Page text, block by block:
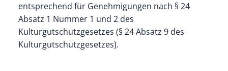
entsprechend für Genehmigungen nach § 24
Absatz 1 Nummer 1 und 2 des
Kulturgutschutzgesetzes (§ 24 Absatz 9 des
Kulturgutschutzgesetzes).